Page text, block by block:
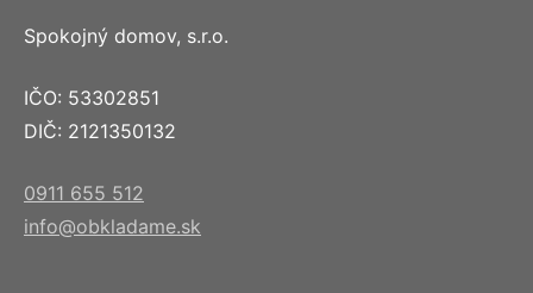
Spokojný domov, s.r.o.
IČO: 53302851
DIČ: 2121350132
0911 655 512
info@obkladame.sk